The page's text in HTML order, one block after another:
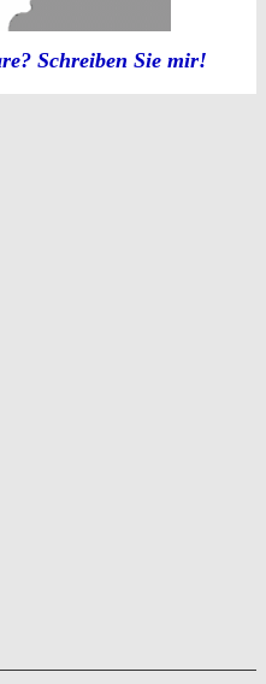
Schreiben Sie mir!